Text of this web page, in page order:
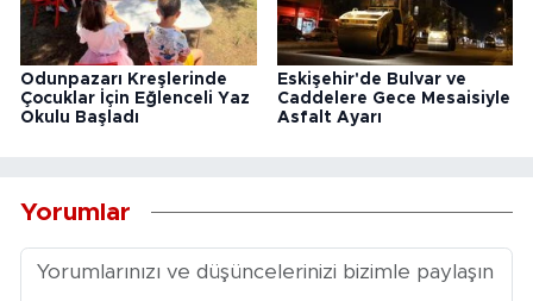
Odunpazarı Kreşlerinde
Çocuklar İçin Eğlenceli Yaz
Okulu Başladı
Eskişehir'de Bulvar ve
Caddelere Gece Mesaisiyle
Asfalt Ayarı
Yorumlar